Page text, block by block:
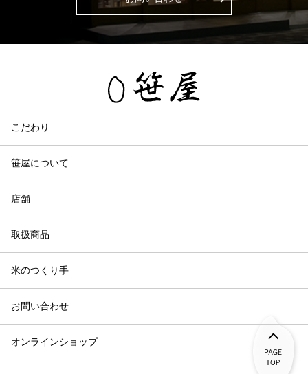
こだわり
笹屋について
店舗
取扱商品
米のつくり手
お問い合わせ
オンラインショップ